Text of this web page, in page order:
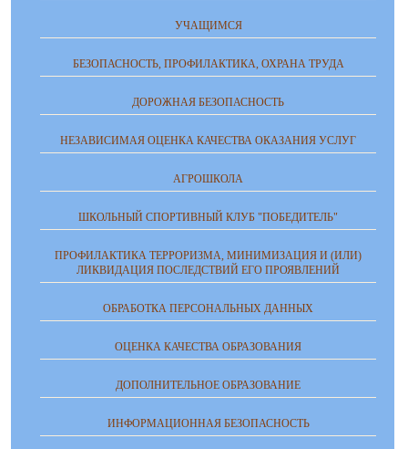
УЧАЩИМСЯ
БЕЗОПАСНОСТЬ, ПРОФИЛАКТИКА, ОХРАНА ТРУДА
ДОРОЖНАЯ БЕЗОПАСНОСТЬ
НЕЗАВИСИМАЯ ОЦЕНКА КАЧЕСТВА ОКАЗАНИЯ УСЛУГ
АГРОШКОЛА
ШКОЛЬНЫЙ СПОРТИВНЫЙ КЛУБ "ПОБЕДИТЕЛЬ"
ПРОФИЛАКТИКА ТЕРРОРИЗМА, МИНИМИЗАЦИЯ И (ИЛИ)
ЛИКВИДАЦИЯ ПОСЛЕДСТВИЙ ЕГО ПРОЯВЛЕНИЙ
ОБРАБОТКА ПЕРСОНАЛЬНЫХ ДАННЫХ
ОЦЕНКА КАЧЕСТВА ОБРАЗОВАНИЯ
ДОПОЛНИТЕЛЬНОЕ ОБРАЗОВАНИЕ
ИНФОРМАЦИОННАЯ БЕЗОПАСНОСТЬ